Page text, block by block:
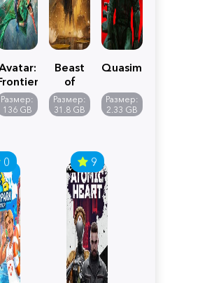
of
Размер:
136 GB
Beast
of
Reincarnation
Размер:
31.8 GB
Quasimorph
Размер:
2.33 GB
0 9